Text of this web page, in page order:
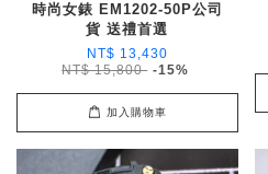
時尚女錶 EM1202-50P公司
貨 送禮首選
NT$ 13,430
NT$ 15,800 -15%
加入購物車